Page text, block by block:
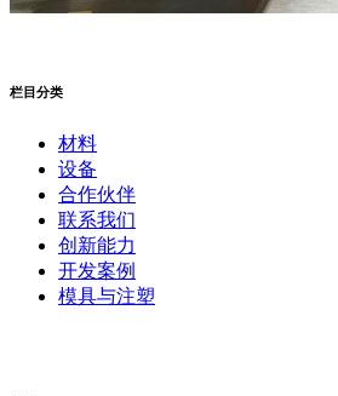
栏目分类
材料
设备
合作伙伴
联系我们
创新能力
开发案例
模具与注塑